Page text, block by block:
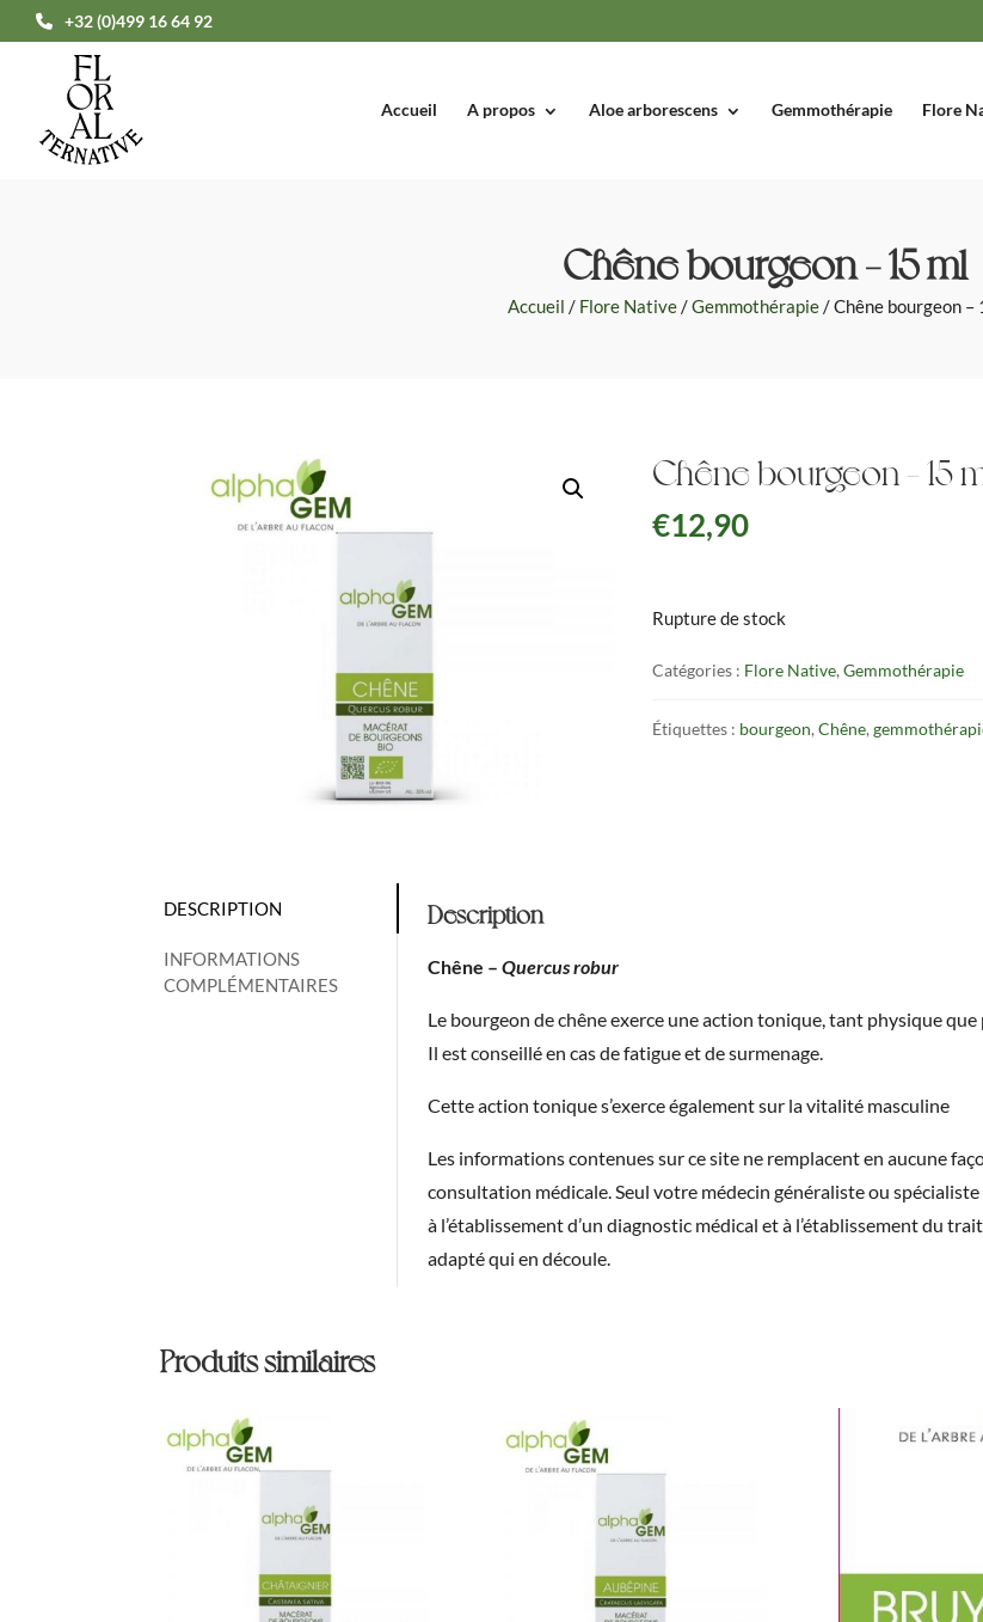
+32 (0)499 16 64 92
Accueil A propos Aloe arborescens Gemmothérapie Flore
Chêne bourgeon – 15 ml
Accueil / Flore Native/Gemmothérapie/ Chêne bourgeon –
Chêne bourgeon – 15
€12,90
Rupture de stock
Catégories : Flore Native,Gemmothérapie
Étiquettes : bourgeon,Chêne,
DESCRIPTION
INFORMATIONS
COMPLÉMENTAIRES
Description
Chêne –Quercus robur
Le bourgeon de chêne exerce une action tonique, tant physique que
Il est conseillé en cas de fatigue et de surmenage.
Cette action tonique s’exerce également sur la vitalité masculine
Les informations contenues sur ce site ne remplacent en aucune
consultation médicale. Seul votre médecin généraliste ou
à l’établissement d’un diagnostic médical et à l’établissement du
adapté qui en découle.
Produits similaires